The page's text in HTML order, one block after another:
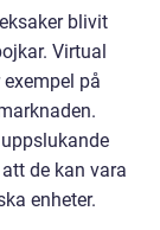
blivit
Virtual
på
de kan vara
enheter.